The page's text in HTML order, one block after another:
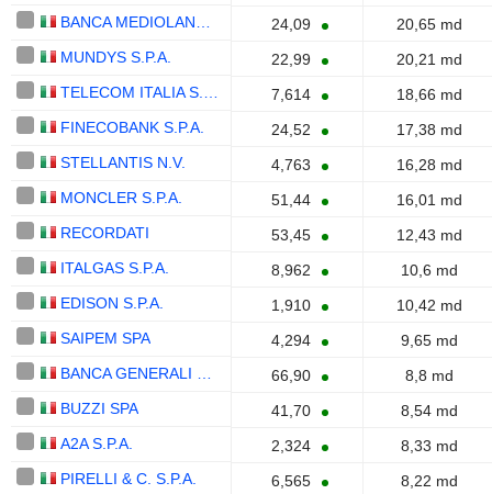
24,09
20,65 md
MUNDYS S.P.A.
22,99
20,21 md
7,614
18,66 md
FINECOBANK S.P.A.
24,52
17,38 md
STELLANTIS N.V.
4,763
16,28 md
MONCLER S.P.A.
51,44
16,01 md
RECORDATI
53,45
12,43 md
ITALGAS S.P.A.
8,962
10,6 md
EDISON S.P.A.
1,910
10,42 md
SAIPEM SPA
4,294
9,65 md
66,90
8,8 md
BUZZI SPA
41,70
8,54 md
A2A S.P.A.
2,324
8,33 md
PIRELLI & C. S.P.A.
6,565
8,22 md